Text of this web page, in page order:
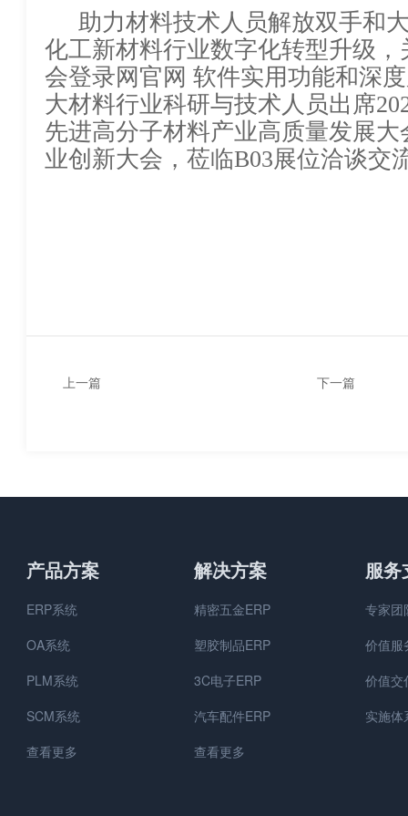
助力材料技术人员解放双手和
化工新材料行业数字化转型升级，关注
会登录网官网 软件实用功能和深
大材料行业科研与技术人员出席
先进高分子材料产业高质量发展
业创新大会 ，莅临B03展位洽谈交
上一篇
下一篇
产品方案
ERP系统
OA系统
PLM系统
SCM系统
查看更多
解决方案
精密五金ERP
塑胶制品ERP
3C电子ERP
汽车配件ERP
查看更多
服务
专家团
价值服
价值交
实施体